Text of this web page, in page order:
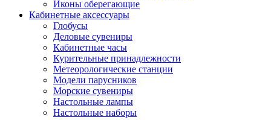
Иконы оберегающие
Кабинетные аксессуары
Глобусы
Деловые сувениры
Кабинетные часы
Курительные принадлежности
Метеорологические станции
Модели парусников
Морские сувениры
Настольные лампы
Настольные наборы